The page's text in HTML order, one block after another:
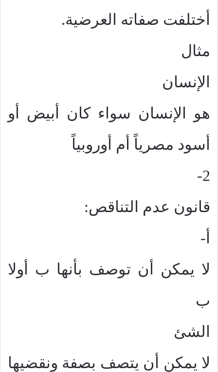
أختلفت صفاته العرضية.
مثال
الإنسان
هو الإنسان سواء كان أبيض أو
أسود مصرياً أم أوروبياً
2-
قانون عدم التناقص:
أ‌-
لا يمكن أن توصف بأنها ب أولا
ب
الشئ
لا يمكن أن يتصف بصفة ونقضيها